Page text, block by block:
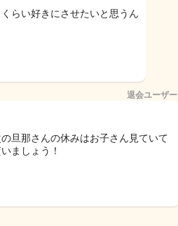
らい好きにさせたいと思うん
退会ユーザー
旦那さんの休みはお子さん見ていて
ましょう！